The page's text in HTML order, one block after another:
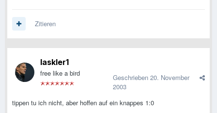
Zitieren
laskler1
free like a bird Geschrieben 20. November
2003
tippen tu ich nicht, aber hoffen auf ein knappes 1:0